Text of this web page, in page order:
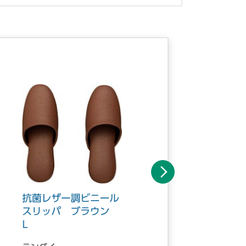
抗菌レザー調ビニール
スリッパ ブラウン
L
次へ